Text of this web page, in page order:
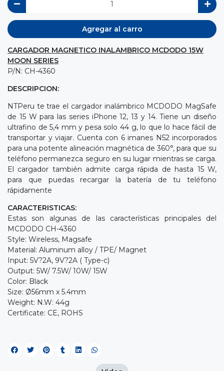
Agregar al carro
CARGADOR MAGNETICO INALAMBRICO MCDODO 15W
MOON SERIES
P/N: CH-4360
DESCRIPCION:
NTPeru te trae el cargador inalámbrico MCDODO MagSafe
de 15 W para las series iPhone 12, 13 y 14. Tiene un diseño
ultrafino de 5,4 mm y pesa solo 44 g, lo que lo hace fácil de
transportar y viajar. Cuenta con 6 imanes N52 incorporados
para una potente alineación magnética de 360°, para que su
teléfono permanezca seguro en su lugar mientras se carga.
El cargador también admite carga rápida de hasta 15 W,
para que puedas recargar la batería de tu teléfono
rápidamente
CARACTERISTICAS:
Estas son algunas de las características principales del
MCDODO CH-4360
Style: Wireless, Magsafe
Material: Aluminum alloy / TPE/ Magnet
Input: 5V?2A, 9V?2A ( Type-c)
Output: 5W/ 7.5W/ 10W/ 15W
Color: Black
Size: Ø56mm x 5.4mm
Weight: N.W: 44g
Certificate: CE, ROHS